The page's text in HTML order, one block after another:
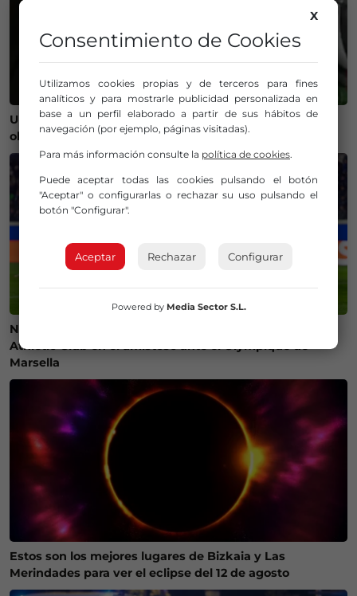
Un bilbaíno invierte 100.000 euros en crear un
observatorio que será protagonista del eclipse
Ni camisetas ni bufandas: prohibidos los símbolos del
Athletic Club en el amistoso ante el Olympique de
Marsella
Estos son los mejores lugares de Bizkaia y Las
Merindades para ver el eclipse del 12 de agosto
X
Consentimiento de Cookies
Utilizamos cookies propias y de terceros para fines
analíticos y para mostrarle publicidad personalizada en
base a un perfil elaborado a partir de sus hábitos de
navegación (por ejemplo, páginas visitadas).
Para más información consulte la política de cookies.
Puede aceptar todas las cookies pulsando el botón
"Aceptar" o configurarlas o rechazar su uso pulsando el
botón "Configurar".
Aceptar Rechazar Configurar
Powered by Media Sector S.L.